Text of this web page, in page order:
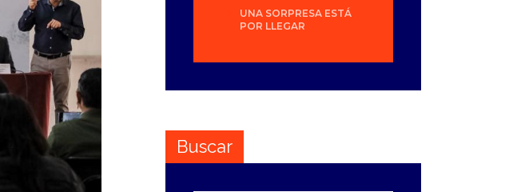
UNA SORPRESA ESTÁ
POR LLEGAR
Buscar